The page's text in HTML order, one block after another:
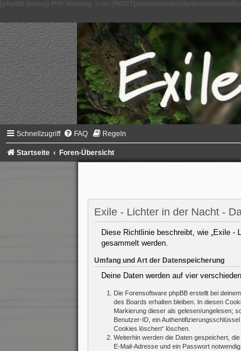
Schnellzugriff FAQ Regeln
Startseite Foren-Übersicht
Exile - Lichter in der Nacht -
Diese Richtlinie beschreibt, wie „Exile -
gesammelt werden.
Umfang und Art der Datenspeicherung
Deine Daten werden auf vier
Die Forensoftware phpBB erstellt bei
des Boards erhalten bleiben. In diesen
Markierung dieser als gelesen/ungelesen;
Benutzer-ID, ein
Cookies löschen“ löschen.
Weiterhin werden die Daten gespeichert,
E-Mail-Adresse und ein Passwort